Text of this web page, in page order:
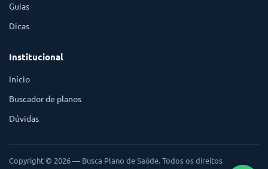
Guias
Dicas
Institucional
Início
Buscador de planos
Dúvidas
Copyright © 2026 — Busca Plano de Saúde. Todos os direitos